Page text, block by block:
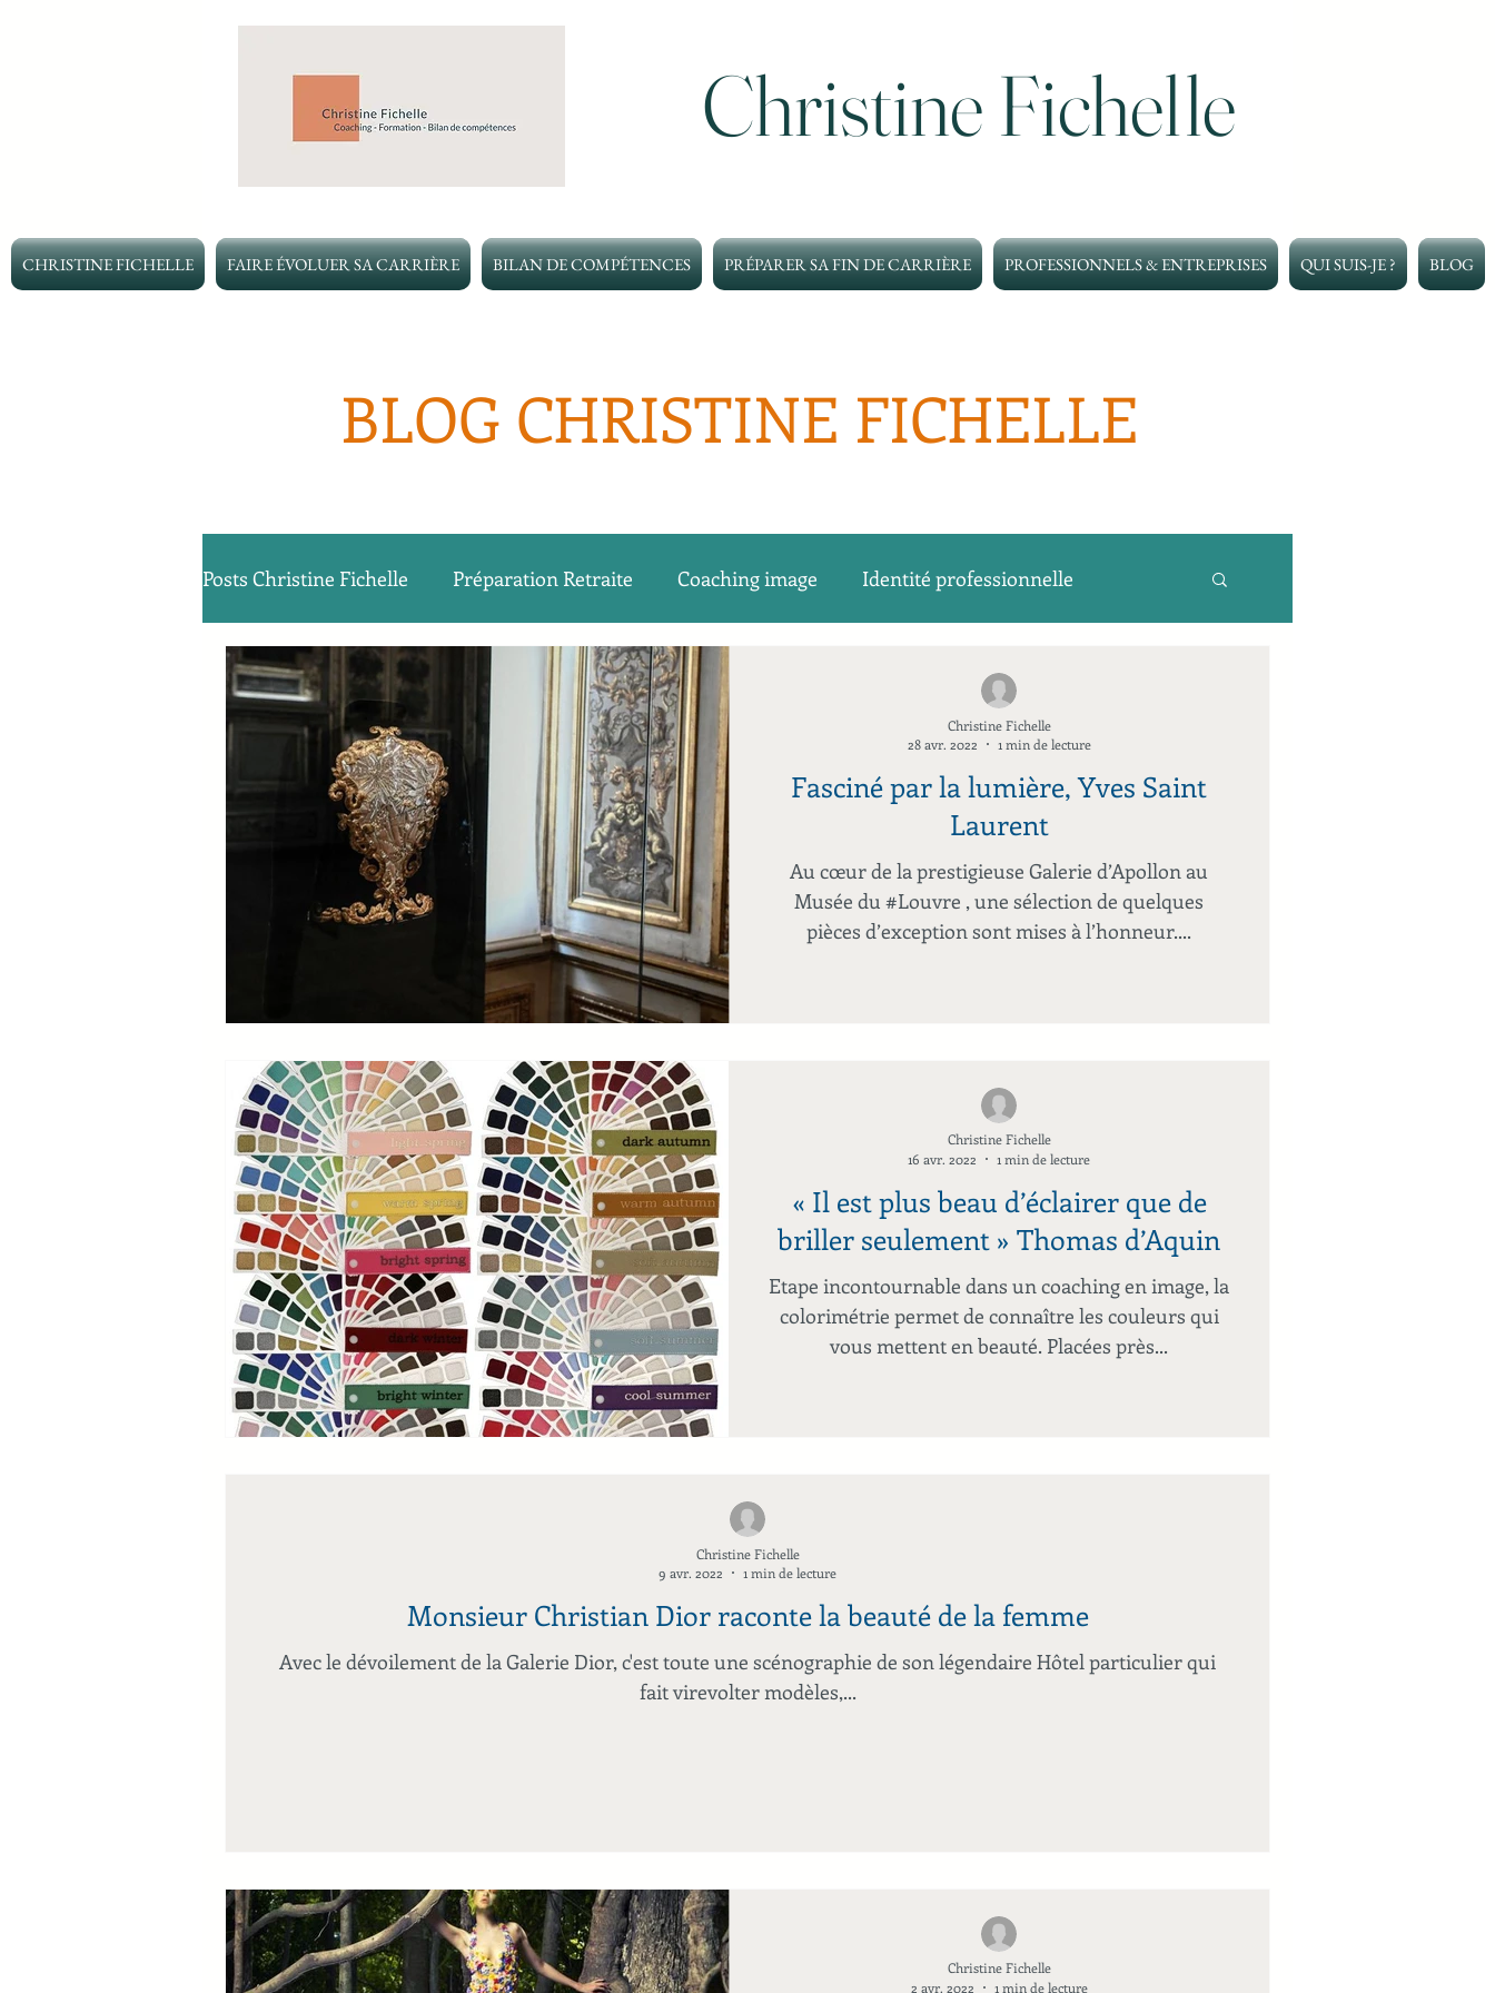
Christine Fichelle
CHRISTINE FICHELLE FAIRE ÉVOLUER SA CARRIÈRE BILAN DE COMPÉTENCES PRÉPARER SA FIN DE CARRIÈRE PROFESSIONNELS & ENTREPRISES QUI SUIS-JE ? BLOG
BLOG CHRISTINE FICHELLE
Posts Christine Fichelle Préparation Retraite Coaching image Identité professionnelle
Bilan de compétences Accompagnement des transitions Préparation Retraite
Préparation Retraite
Fasciné par la lumière, Yves Saint
Laurent
Au cœur de la prestigieuse Galerie d’Apollon au
Musée du #Louvre , une sélection de quelques
pièces d’exception sont mises à l’honneur....
Christine Fichelle
28 avr. 2022
1 min de lecture
« Il est plus beau d’éclairer que de
briller seulement » Thomas d’Aquin
Etape incontournable dans un coaching en image, la
colorimétrie permet de connaître les couleurs qui
vous mettent en beauté. Placées près...
Christine Fichelle
16 avr. 2022
1 min de lecture
Monsieur Christian Dior raconte la beauté de la femme
Avec le dévoilement de la Galerie Dior, c'est toute une scénographie de son légendaire Hôtel particulier qui
fait virevolter modèles,...
Christine Fichelle
9 avr. 2022
1 min de lecture
Christine Fichelle
2 avr. 2022
1 min de lecture